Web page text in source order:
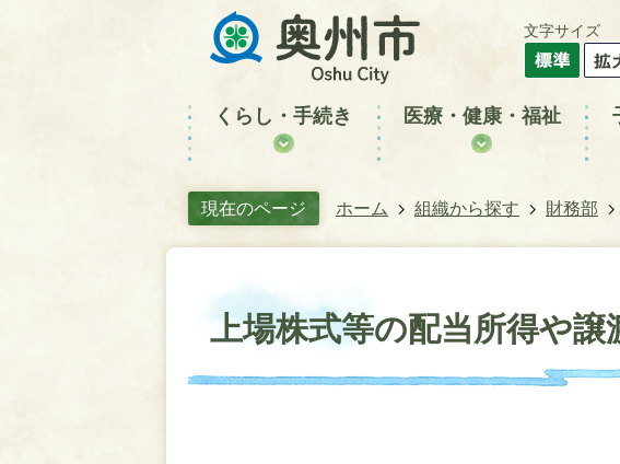
文字サイズ
くらし・手続き 医療・健康・福祉
現在のページ ホーム 組織から探す 財務部
上場株式等の配当所得や譲